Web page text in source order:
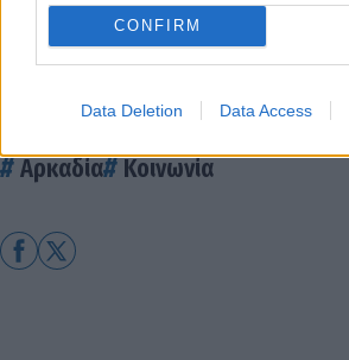
CONFIRM
Data Deletion Data Access
Διάβασε περισσότερα
Αρκαδία
Κοινωνία